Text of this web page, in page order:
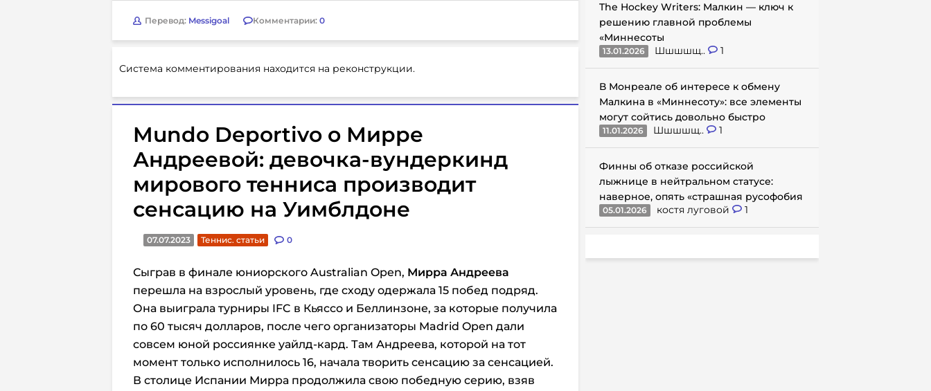
Перевод: Messigoal Комментарии: 0
Система комментирования находится на реконструкции.
Mundo Deportivo о Мирре
Андреевой: девочка-вундеркинд
мирового тенниса производит
сенсацию на Уимблдоне
07.07.2023 Теннис. статьи 0
Сыграв в финале юниорского Australian Open, Мирра Андреева
перешла на взрослый уровень, где сходу одержала 15 побед подряд.
Она выиграла турниры IFC в Кьяссо и Беллинзоне, за которые получила
по 60 тысяч долларов, после чего организаторы Madrid Open дали
совсем юной россиянке уайлд-кард. Там Андреева, которой на тот
момент только исполнилось 16, начала творить сенсацию за сенсацией.
В столице Испании Мирра продолжила свою победную серию, взяв
The Hockey Writers: Малкин — ключ к
решению главной проблемы
«Миннесоты
13.01.2026 Шшшшщ.. 1
В Монреале об интересе к обмену
Малкина в «Миннесоту»: все элементы
могут сойтись довольно быстро
11.01.2026 Шшшшщ.. 1
Финны об отказе российской
лыжнице в нейтральном статусе:
наверное, опять «страшная русофобия
05.01.2026 костя луговой 1